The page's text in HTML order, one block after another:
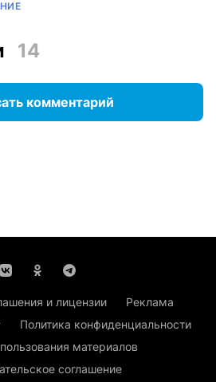
14
комментарий
и лицензии
Реклама
Политика конфиденциальности
материалов
соглашение